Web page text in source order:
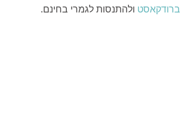
ברודקאסט ולהתנסות לגמרי בחינם.